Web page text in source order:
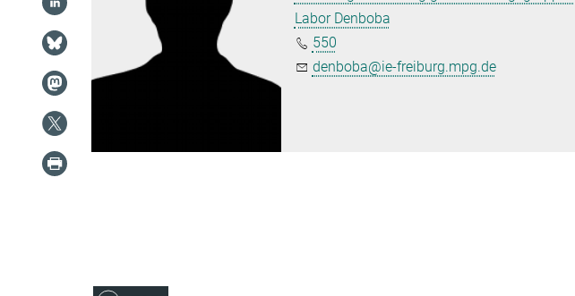
Labor Denboba
550
denboba@ie-freiburg.mpg.de